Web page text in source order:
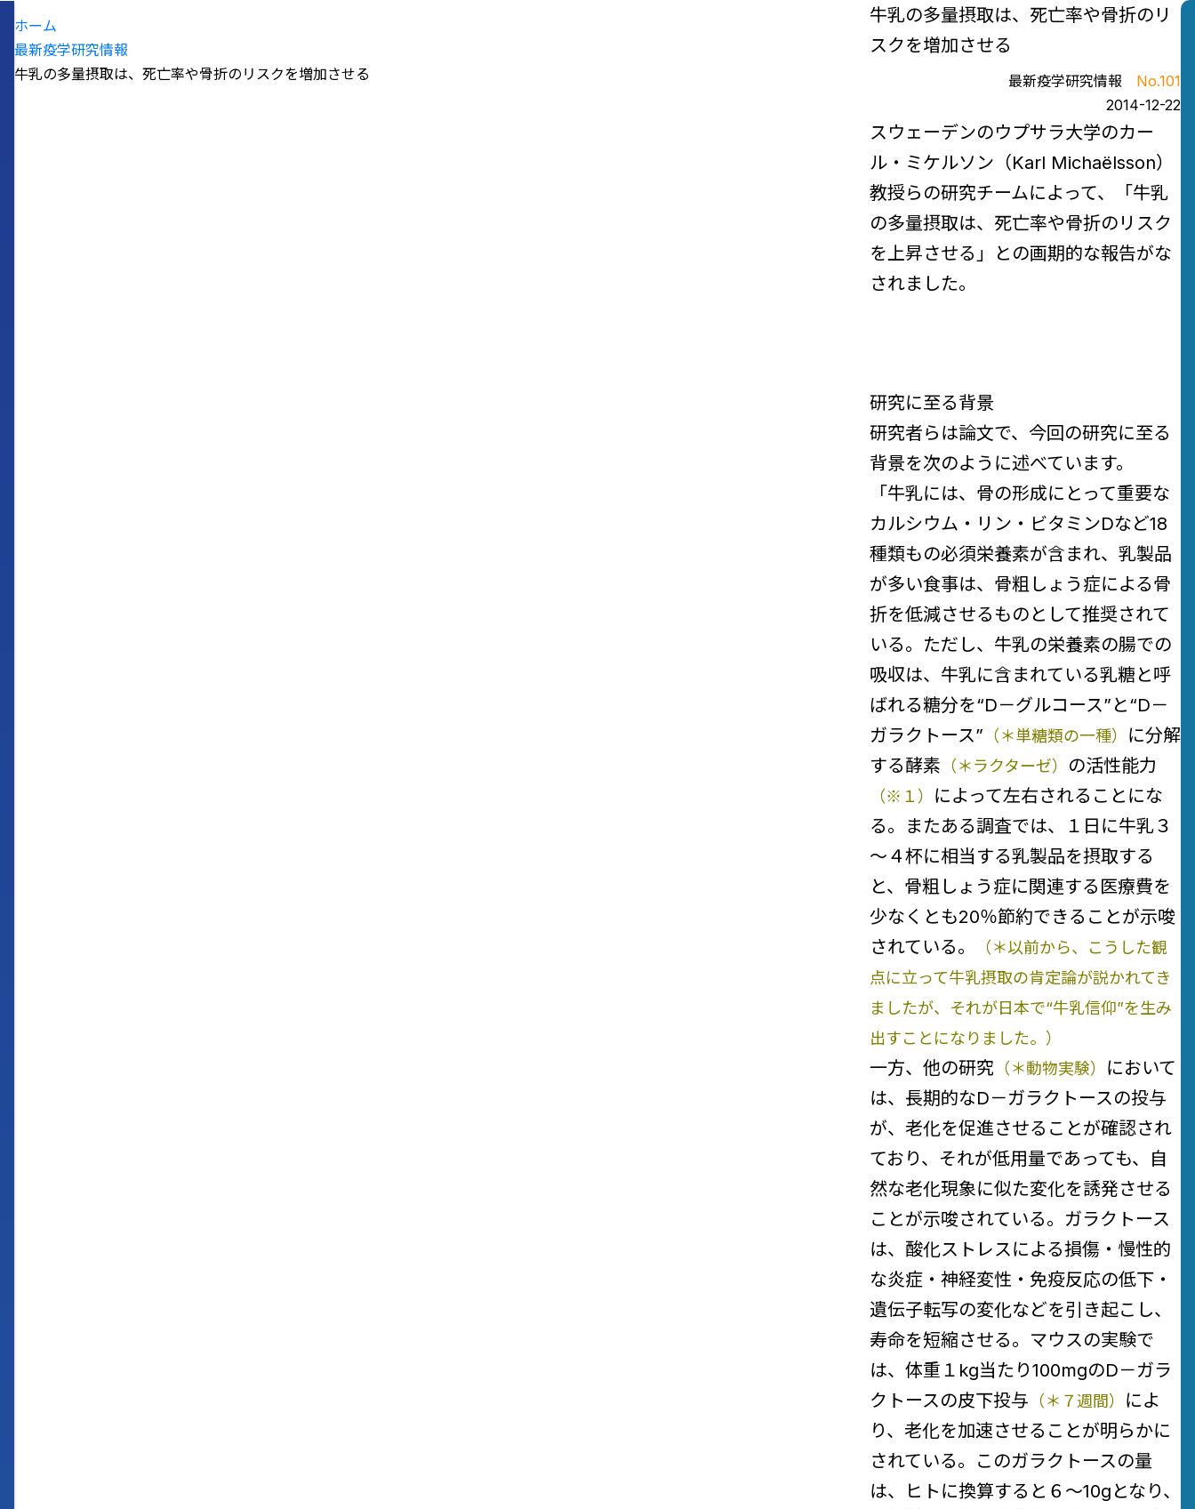
ホーム
最新疫学研究情報
牛乳の多量摂取は、死亡率や骨折のリスクを増加させる
牛乳の多量摂取は、死亡率や骨折のリ
スクを増加させる
最新疫学研究情報
No.101
2014-12-22
スウェーデンのウプサラ大学のカー
ル・ミケルソン（Karl Michaëlsson）
教授らの研究チームによって、「牛乳
の多量摂取は、死亡率や骨折のリスク
を上昇させる」との画期的な報告がな
されました。
研究に至る背景
研究者らは論文で、今回の研究に至る
背景を次のように述べています。
「牛乳には、骨の形成にとって重要な
カルシウム・リン・ビタミンDなど18
種類もの必須栄養素が含まれ、乳製品
が多い食事は、骨粗しょう症による骨
折を低減させるものとして推奨されて
いる。ただし、牛乳の栄養素の腸での
吸収は、牛乳に含まれている乳糖と呼
ばれる糖分を“D－グルコース”と“D－
ガラクトース” （＊単糖類の一種） に分解
する酵素 （＊ラクターゼ） の活性能力
（※１） によって左右されることにな
る。またある調査では、１日に牛乳３
～４杯に相当する乳製品を摂取する
と、骨粗しょう症に関連する医療費を
少なくとも20％節約できることが示唆
されている。
（＊以前から、こうした観
点に立って牛乳摂取の肯定論が説かれてき
ましたが、それが日本で“牛乳信仰”を生み
出すことになりました。）
一方、他の研究 （＊動物実験） において
は、長期的なD－ガラクトースの投与
が、老化を促進させることが確認され
ており、それが低用量であっても、自
然な老化現象に似た変化を誘発させる
ことが示唆されている。ガラクトース
は、酸化ストレスによる損傷・慢性的
な炎症・神経変性・免疫反応の低下・
遺伝子転写の変化などを引き起こし、
寿命を短縮させる。マウスの実験で
は、体重１kg当たり100mgのD－ガラ
クトースの皮下投与 （＊７週間） によ
り、老化を加速させることが明らかに
されている。このガラクトースの量
は、ヒトに換算すると６～10gとなり、